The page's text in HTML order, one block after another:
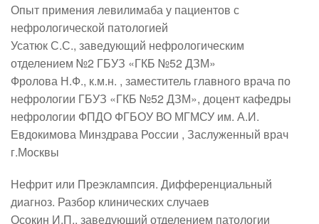
Опыт примения левилимаба у пациентов с
нефрологической патологией
Усатюк С.С., заведующий нефрологическим
отделением №2 ГБУЗ «ГКБ №52 ДЗМ»
Фролова Н.Ф., к.м.н. , заместитель главного врача по
нефрологии ГБУЗ «ГКБ №52 ДЗМ», доцент кафедры
нефрологии ФПДО ФГБОУ ВО МГМСУ им. А.И.
Евдокимова Минздрава России , Заслуженный врач
г.Москвы
Нефрит или Преэклампсия. Дифференциальный
диагноз. Разбор клинических случаев
Осокин И.П., заведующий отделением патологии